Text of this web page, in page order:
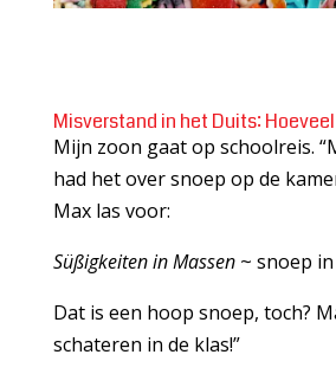
Misverstand in het Duits:
Mijn zoon gaat op schoolreis.
had het over snoep op de
Max las voor:
Süßigkeiten in Massen~ snoep in
Dat is een hoop snoep, toch?
schateren in de klas!”